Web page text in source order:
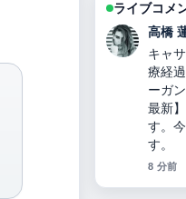
ライブコメ
高橋
キャ
療経
ーガ
最新
す。
す。
8 分前